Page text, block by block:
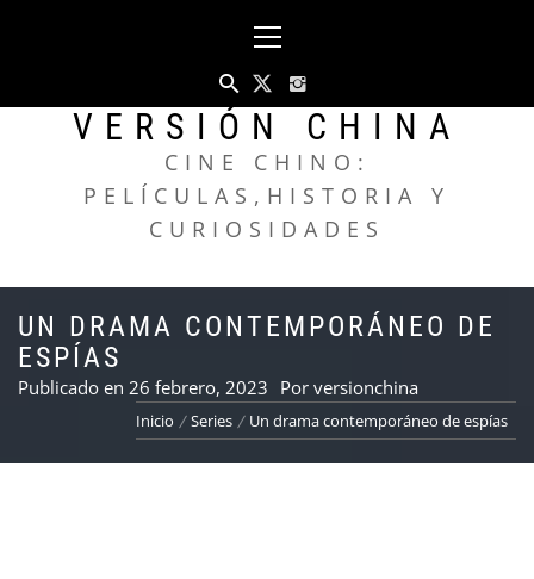
principal
VERSIÓN CHINA
CINE CHINO:
PELÍCULAS,HISTORIA Y
CURIOSIDADES
UN DRAMA CONTEMPORÁNEO DE
ESPÍAS
Publicado en 26 febrero, 2023 Por versionchina
Inicio Series Un drama contemporáneo de espías